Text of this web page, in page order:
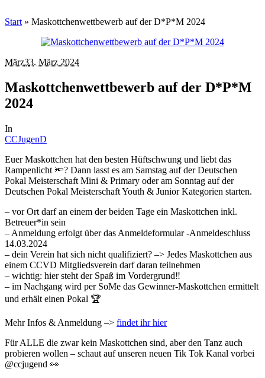
Start » Maskottchenwettbewerb auf der D*P*M 2024
März33. März 2024
Maskottchenwettbewerb auf der D*P*M
2024
In
CCJugenD
Euer Maskottchen hat den besten Hüftschwung und liebt das
Rampenlicht 🔦? Dann lasst es am Samstag auf der Deutschen
Pokal Meisterschaft Mini & Primary oder am Sonntag auf der
Deutschen Pokal Meisterschaft Youth & Junior Kategorien starten.
– vor Ort darf an einem der beiden Tage ein Maskottchen inkl.
Betreuer*in sein
– Anmeldung erfolgt über das Anmeldeformular -Anmeldeschluss
14.03.2024
– dein Verein hat sich nicht qualifiziert? –> Jedes Maskottchen aus
einem CCVD Mitgliedsverein darf daran teilnehmen
– wichtig: hier steht der Spaß im Vordergrund‼️
– im Nachgang wird per SoMe das Gewinner-Maskottchen ermittelt
und erhält einen Pokal 🏆
Mehr Infos & Anmeldung –> findet ihr hier
Für ALLE die zwar kein Maskottchen sind, aber den Tanz auch
probieren wollen – schaut auf unseren neuen Tik Tok Kanal vorbei
@ccjugend 👀